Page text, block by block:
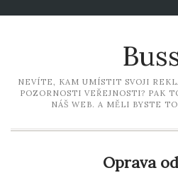
NEVÍTE, KAM UMÍSTIT SVOJI
POZORNOSTI VEŘEJNOSTI? PAK
NÁŠ WEB. A MĚLI BYSTE
Oprava